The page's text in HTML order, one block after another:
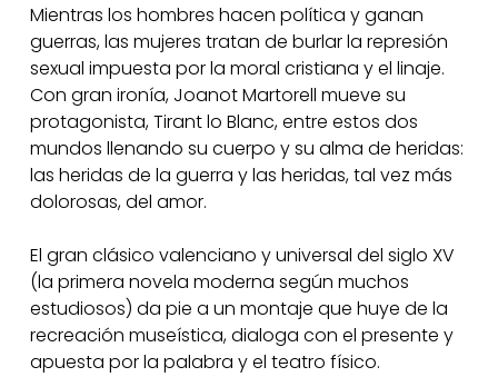
Mientras los hombres hacen política y ganan
guerras, las mujeres tratan de burlar la represión
sexual impuesta por la moral cristiana y el linaje.
Con gran ironía, Joanot Martorell mueve su
protagonista, Tirant lo Blanc, entre estos dos
mundos llenando su cuerpo y su alma de heridas:
las heridas de la guerra y las heridas, tal vez más
dolorosas, del amor.
El gran clásico valenciano y universal del siglo XV
(la primera novela moderna según muchos
estudiosos) da pie a un montaje que huye de la
recreación museística, dialoga con el presente y
apuesta por la palabra y el teatro físico.